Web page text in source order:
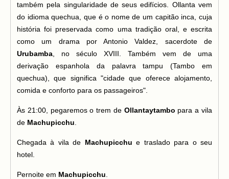
também pela singularidade de seus edifícios. Ollanta vem
do idioma quechua, que é o nome de um capitão inca, cuja
história foi preservada como uma tradição oral, e escrita
como um drama por Antonio Valdez, sacerdote de
Urubamba , no século XVIII. Também vem de uma
derivação espanhola da palavra tampu (Tambo em
quechua), que significa "cidade que oferece alojamento,
comida e conforto para os passageiros".
Às 21:00, pegaremos o trem de Ollantaytambo para a vila
de Machupicchu
Chegada à vila de Machupicchu e traslado para o seu
hotel.
Pernoite em Machupicchu